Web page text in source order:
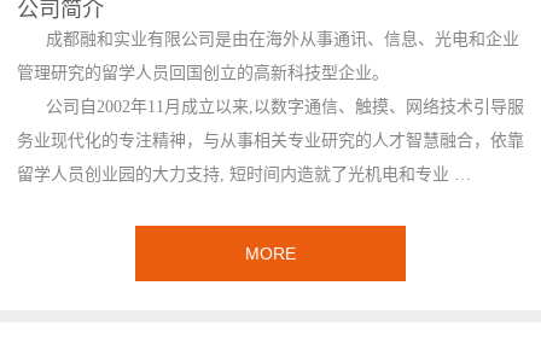
公司简介
成都融和实业有限公司是由在海外从事通讯、信息、光电和企业
管理研究的留学人员回国创立的高新科技型企业。
公司自2002年11月成立以来,以数字通信、触摸、网络技术引导服
务业现代化的专注精神，与从事相关专业研究的人才智慧融合，依靠
留学人员创业园的大力支持, 短时间内造就了光机电和专业 …
MORE